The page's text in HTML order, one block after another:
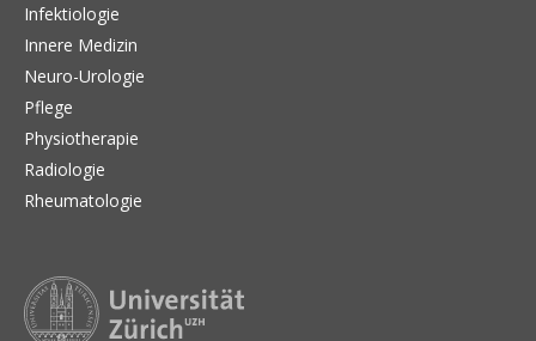
Infektiologie
Innere Medizin
Neuro-Urologie
Pflege
Physiotherapie
Radiologie
Rheumatologie